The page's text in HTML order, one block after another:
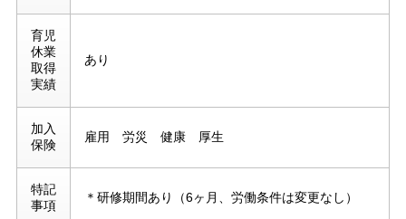
育児
休業
取得
実績
あり
加入
保険
雇用 労災 健康 厚生
特記
事項
＊研修期間あり（6ヶ月、労働条件は変更なし）